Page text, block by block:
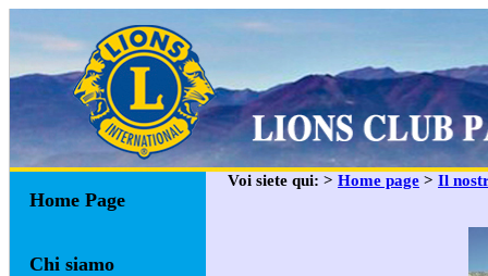
Home Page
Chi siamo
Voi siete qui: > Home page > Il